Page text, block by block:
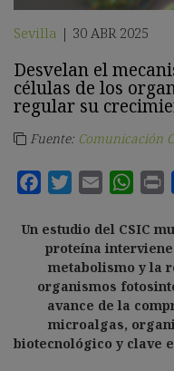
Sevilla | 30 ABR 2025
Desvelan el
células de los
regular su
Fuente: Comunicación
Un estudio del CSIC
proteína
metabolismo y la
organismos
avance de la
microalgas,
biotecnológico y clave